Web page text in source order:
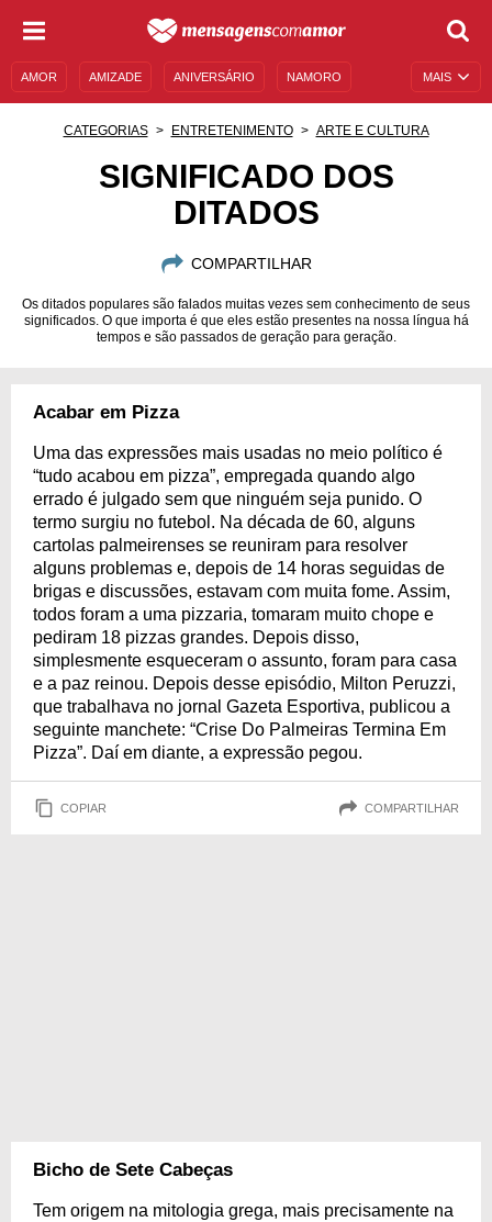
MAIS
AMOR AMIZADE ANIVERSÁRIO NAMORO
MENSAGENS DE ANIVERSÁRIO
CATEGORIAS ENTRETENIMENTO ARTE E CULTURA
SIGNIFICADO DOS
DITADOS
COMPARTILHAR
Os ditados populares são falados muitas vezes sem conhecimento de seus
significados. O que importa é que eles estão presentes na nossa língua há
tempos e são passados de geração para geração.
Acabar em Pizza
Uma das expressões mais usadas no meio político é
“tudo acabou em pizza”, empregada quando algo
errado é julgado sem que ninguém seja punido. O
termo surgiu no futebol. Na década de 60, alguns
cartolas palmeirenses se reuniram para resolver
alguns problemas e, depois de 14 horas seguidas de
brigas e discussões, estavam com muita fome. Assim,
todos foram a uma pizzaria, tomaram muito chope e
pediram 18 pizzas grandes. Depois disso,
simplesmente esqueceram o assunto, foram para casa
e a paz reinou. Depois desse episódio, Milton Peruzzi,
que trabalhava no jornal Gazeta Esportiva, publicou a
seguinte manchete: “Crise Do Palmeiras Termina Em
Pizza”. Daí em diante, a expressão pegou.
COPIAR COMPARTILHAR
Bicho de Sete Cabeças
Tem origem na mitologia grega, mais precisamente na